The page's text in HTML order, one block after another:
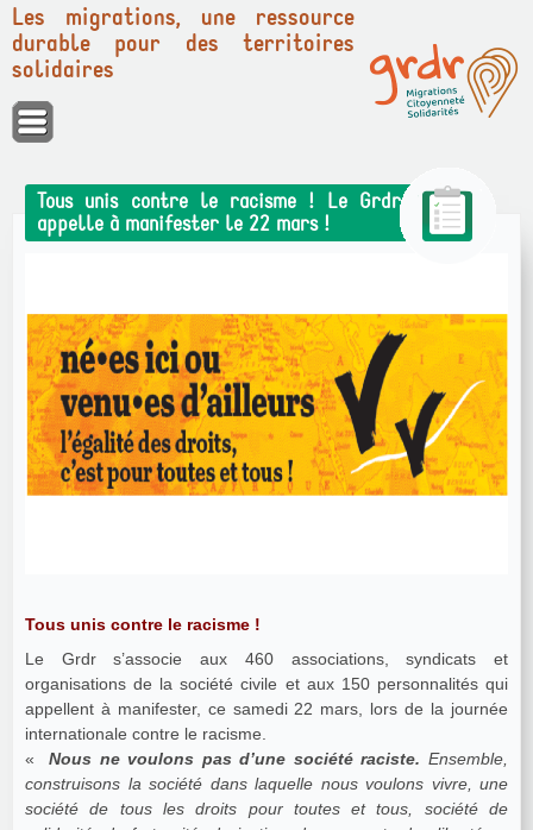
Panneau de gestion des cookies
Les migrations, une ressource
durable pour des territoires
solidaires
Tous unis contre le racisme ! Le Grdr
appelle à manifester le 22 mars !
Tous unis contre le racisme !
Le Grdr s’associe aux 460 associations, syndicats et
organisations de la société civile et aux 150 personnalités qui
appellent à manifester, ce samedi 22 mars, lors de la journée
internationale contre le racisme.
«
Nous ne voulons pas d’une société raciste. Ensemble,
construisons la société dans laquelle nous voulons vivre, une
société de tous les droits pour toutes et tous, société de